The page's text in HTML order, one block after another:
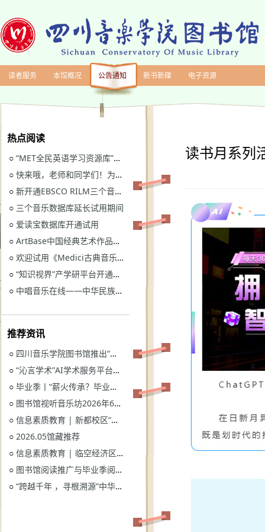
读者服务 本馆概况 公告通知 新书新碟 电子资源
热点阅读
○ “MET全民英语学习资源库”继续开通试用
○ 快来哦，老师和同学们！为川音图书馆“十四五”规划建言献策
○ 新开通EBSCO RILM三个音乐类数据库免费试用
○ 三个音乐数据库延长试用期间
○ 爱读宝数据库开通试用
○ ArtBase中国经典艺术作品数据库继续开通试用通知
○ 欢迎试用《Medici古典音乐视听图书馆》
○ “知识视界”产学研平台开通试用通知
○ 中唱音乐在线——中华民族音乐与戏曲资源库开通试用
推荐资讯
○ 四川音乐学院图书馆推出“忆长征？书香路”纪念中国工农红军长征胜利90周年系列活动
○ “沁言学术”AI学术服务平台开通试用
○ 毕业季丨“薪火传承？毕业生图书漂流”活动
○ 图书馆视听音乐坊2026年6月展播季
○ 信息素质教育 | 新都校区“图书馆多媒体资源的鉴赏和利用”电子资源讲座
○ 2026.05馆藏推荐
○ 信息素质教育 | 临空经济区校区“读秀学术资源一站式获取与电子资源远程访问”电子资源讲座
○ 图书馆阅读推广与毕业季阅读活动意见征集
○ “跨越千年 ，寻根溯源”中华优秀传统文化主题活动获奖名单
读书月系列